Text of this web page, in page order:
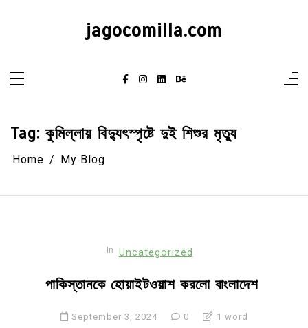
jagocomilla.com
Tag: কুমিল্লায় বিদ্যুৎস্পৃষ্টে দুই শিশুর মৃত্যু
Home My Blog
In Uncategorized
পাকিস্তানকে হোয়াইটওয়াশ করলো বাংলাদেশ
September 3, 2024 0 1 word